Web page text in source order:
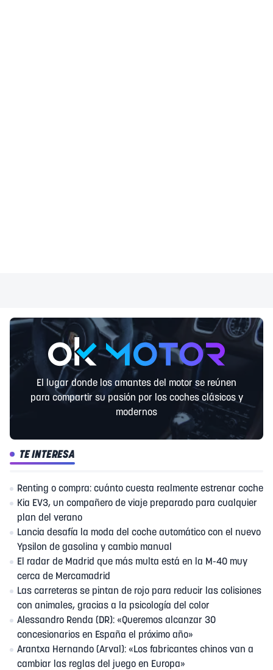
El lugar donde los amantes del motor se reúnen
para compartir su pasión por los coches clásicos y
modernos
TE INTERESA
Renting o compra: cuánto cuesta realmente estrenar coche
Kia EV3, un compañero de viaje preparado para cualquier
plan del verano
Lancia desafía la moda del coche automático con el nuevo
Ypsilon de gasolina y cambio manual
El radar de Madrid que más multa está en la M-40 muy
cerca de Mercamadrid
Las carreteras se pintan de rojo para reducir las colisiones
con animales, gracias a la psicología del color
Alessandro Renda (DR): «Queremos alcanzar 30
concesionarios en España el próximo año»
Arantxa Hernando (Arval): «Los fabricantes chinos van a
cambiar las reglas del juego en Europa»